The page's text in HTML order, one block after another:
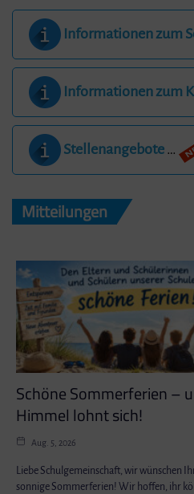
Informationen zum
Informationen zum
Stellenangebote …
Mitteilungen
Schöne Sommerferien –
Himmel lohnt sich!
Aug. 5, 2026
Liebe Schulgemeinschaft, wir wünschen
sonnige Sommerferien! Wir hoffen, ihr